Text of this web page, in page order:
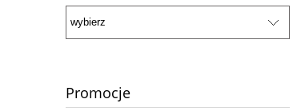
Promocje